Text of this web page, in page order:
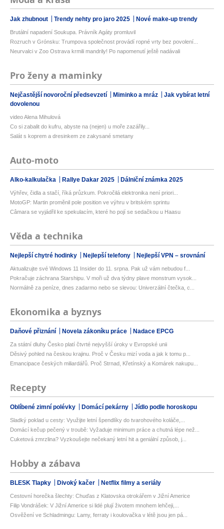
Jak zhubnout Trendy nehty pro jaro 2025 Nové make-up trendy
Brutální napadení Soukupa. Právník Agáty promluvil
Rozruch v Grónsku: Trumpova společnost provádí ropné vrty bez povolení...
Neurvalci v Zoo Ostrava krmili mandrily! Po napomenutí ještě nadávali
Pro ženy a maminky
Nejčastější novoroční předsevzetí Miminko a mráz
Jak vybírat letní
dovolenou
video Alena Mihulová
Co si zabalit do kufru, abyste na (nejen) u moře zazářily...
Salát s koprem a dresinkem ze zakysané smetany
Auto-moto
Alko-kalkulačka Rallye Dakar 2025 Dálniční známka 2025
Výhřev, čidla a stačí, říká průzkum. Pokročilá elektronika není priori...
MotoGP: Martin proměnil pole position ve výhru v britském sprintu
Câmara se vyjádřil ke spekulacím, které ho pojí se sedačkou u Haasu
Věda a technika
Nejlepší chytré hodinky Nejlepší telefony Nejlepší VPN – srovnání
Aktualizujte své Windows 11 Insider do 11. srpna. Pak už vám nebudou f...
Pokračuje záchrana Starshipu. V moři už dva týdny plave monstrum vysok...
Normálně za peníze, dnes zadarmo nebo se slevou: Univerzální čtečka, c...
Ekonomika a byznys
Daňové přiznání Novela zákoníku práce Nadace EPCG
Za státní dluhy Česko platí čtvrté nejvyšší úroky v Evropské unii
Děsivý pohled na českou krajinu. Proč v Česku mizí voda a jak k tomu p...
Emancipace českých miliardářů. Proč Strnad, Křetínský a Komárek nakupu...
Recepty
Oblíbené zimní polévky Domácí pekárny Jídlo podle horoskopu
Sladký poklad u cesty: Využijte letní špendlíky do tvarohového koláče,...
Domácí kečup pečený v troubě: Vyžaduje minimum práce a chutná lépe než...
Cuketová zmrzlina? Vyzkoušejte nečekaný letní hit a geniální způsob, j...
Hobby a zábava
BLESK Tlapky Divoký kačer Netflix filmy a seriály
Cestovní horečka šlechty: Chuďas z Klatovska otrokářem v Jižní Americe
Filip Vondrášek: V Jižní Americe si lidé plují životem mnohem lehčeji,...
Osvěžení ve Schladmingu: Lamy, ferraty i koulovačka v létě jsou jen pá...